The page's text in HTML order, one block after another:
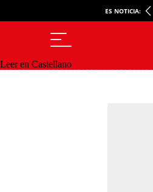
ES NOTICIA:
Leer en Castellano